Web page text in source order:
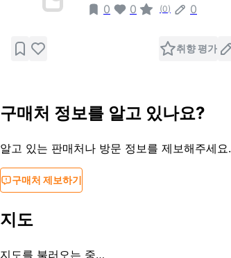
0 0 (0) 0
취향 평가
구매처 정보를 알고 있나요?
알고 있는 판매처나 방문 정보를 제보해주세요.
구매처 제보하기
지도
지도를 불러오는 중…